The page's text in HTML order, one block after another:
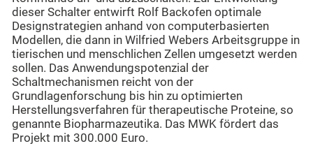
dieser Schalter entwirft Rolf Backofen optimale
Designstrategien anhand von computerbasierten
Modellen, die dann in Wilfried Webers Arbeitsgruppe in
tierischen und menschlichen Zellen umgesetzt werden
sollen. Das Anwendungspotenzial der
Schaltmechanismen reicht von der
Grundlagenforschung bis hin zu optimierten
Herstellungsverfahren für therapeutische Proteine, so
genannte Biopharmazeutika. Das MWK fördert das
Projekt mit 300.000 Euro.